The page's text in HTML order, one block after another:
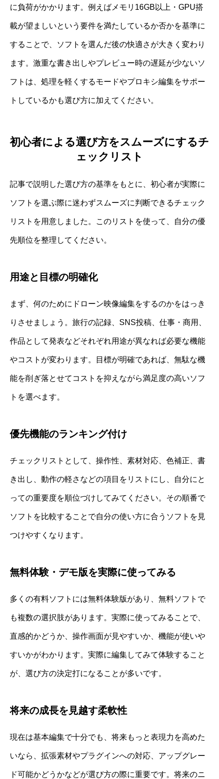
に負荷がかかります。例えばメモリ16GB以上・GPU搭
載が望ましいという要件を満たしているか否かを基準に
することで、ソフトを選んだ後の快適さが大きく変わり
ます。激重な書き出しやプレビュー時の遅延が少ないソ
フトは、処理を軽くするモードやプロキシ編集をサポー
トしているかも選び方に加えてください。
初心者による選び方をスムーズにするチ
ェックリスト
記事で説明した選び方の基準をもとに、初心者が実際に
ソフトを選ぶ際に迷わずスムーズに判断できるチェック
リストを用意しました。このリストを使って、自分の優
先順位を整理してください。
用途と目標の明確化
まず、何のためにドローン映像編集をするのかをはっき
りさせましょう。旅行の記録、SNS投稿、仕事・商用、
作品として発表などそれぞれ用途が異なれば必要な機能
やコストが変わります。目標が明確であれば、無駄な機
能を削ぎ落とせてコストを抑えながら満足度の高いソフ
トを選べます。
優先機能のランキング付け
チェックリストとして、操作性、素材対応、色補正、書
き出し、動作の軽さなどの項目をリストにし、自分にと
っての重要度を順位づけしてみてください。その順番で
ソフトを比較することで自分の使い方に合うソフトを見
つけやすくなります。
無料体験・デモ版を実際に使ってみる
多くの有料ソフトには無料体験版があり、無料ソフトで
も複数の選択肢があります。実際に使ってみることで、
直感的かどうか、操作画面が見やすいか、機能が使いや
すいかがわかります。実際に編集してみて体験すること
が、選び方の決定打になることが多いです。
将来の成長を見越す柔軟性
現在は基本編集で十分でも、将来もっと表現力を高めた
いなら、拡張素材やプラグインへの対応、アップグレー
ド可能かどうかなどが選び方の際に重要です。将来のニ